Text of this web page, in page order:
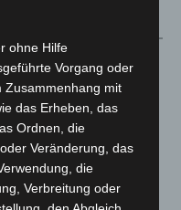
Begegnung“ in
schnell eingedämmt
21 neue
beim Roten
ohne Hilfe
Vorgang oder
Zusammenhang mit
das Erheben, das
Ordnen, die
Veränderung, das
die
Verbreitung oder